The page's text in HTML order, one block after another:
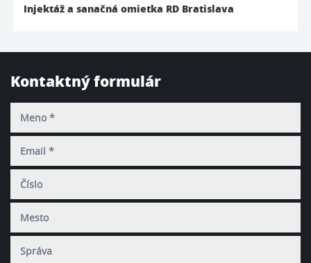
Injektáž a sanačná omietka RD Bratislava
Kontaktný formulár
Meno*
Email *
Číslo
Mesto
Správa